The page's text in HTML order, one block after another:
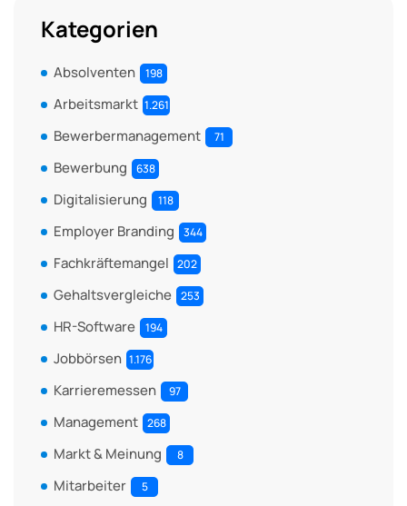
Kategorien
Absolventen 198
Arbeitsmarkt 1.261
Bewerbermanagement 71
Bewerbung 638
Digitalisierung 118
Employer Branding 344
Fachkräftemangel 202
Gehaltsvergleiche 253
HR-Software 194
Jobbörsen 1.176
Karrieremessen 97
Management 268
Markt & Meinung 8
Mitarbeiter 5